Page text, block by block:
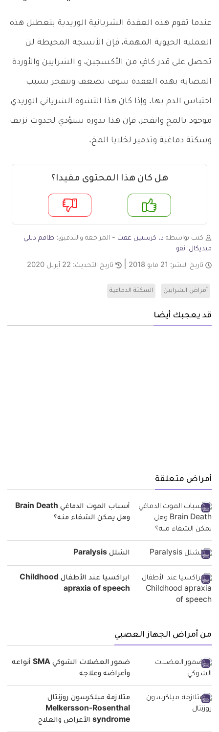
عندما تقوم هذه العقدة الشريانية الوريدية بتعطيل هذه
العملية الحيوية المهمة، فإن الأنسجة المحيطة لن
تحصل على قدر كافٍ من الأكسجين، و الشرايين والأوردة
المصابة بهذه العقدة سوف تضعف وتنفجر بسبب
احتباس الدم بها. وإذا كان هذا التشوه الشرياني الوريدي
موجود بالمخ وانفجر، فإن هذا بدوره سيؤدي لحدوث نزيف
وسكتة دماغية وتدمير لخلايا المخ.
هل كان هذا المحتوى مفيدا؟
لا
كتب بواسطة د. كرستين عفت - المراجعة والتدقيق: طاقم ديلي
ميديكال انفو
تاريخ النشر: 21 مايو 2018 تاريخ التحديث: 22 أبريل 2020
أمراض الشرايين السكتة الدماغية
قد يعجبك أيضا
أمراض متعلقة
أسباب الموت الدماغي Brain Death
وهل يمكن الشفاء منه؟
الشلل Paralysis
ابراكسيا عند الأطفال Childhood
apraxia of speech
من أمراض الجهاز العصبي
ضمور العضلات الشوكي SMA أنواعه
وأعراضه وعلاجه
متلازمة ميلكرسون روزنتال
Melkersson-Rosenthal
syndrome الأعراض والعلاج